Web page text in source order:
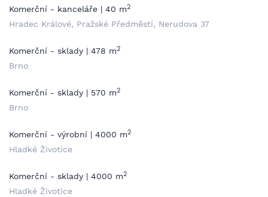
Komerční - kanceláře | 40 m2
Hradec Králové, Pražské Předměstí, Nerudova 37
Komerční - sklady | 478 m2
Brno
Komerční - sklady | 570 m2
Brno
Komerční - výrobní | 4000 m2
Hladké Životice
Komerční - sklady | 4000 m2
Hladké Životice